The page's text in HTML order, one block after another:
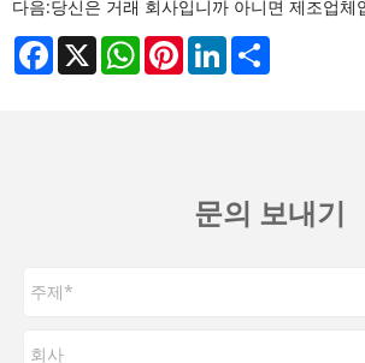
다음:당신은 거래 회사입니까 아니면 제조업체
Facebook
X WhatsAppPinterestLinkedIn
문의 보내기